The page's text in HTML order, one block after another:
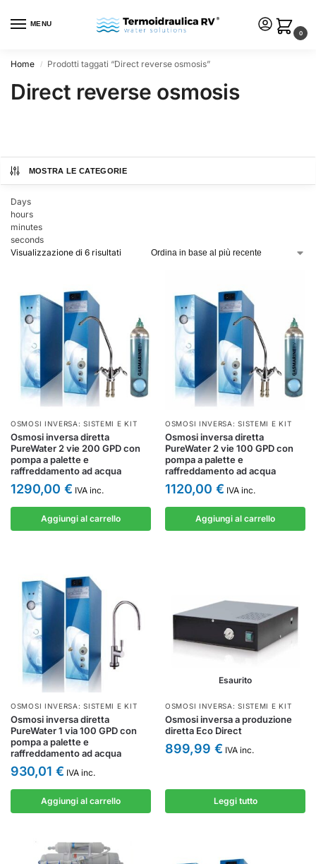
MENU
0
Home / Prodotti taggati “Direct reverse osmosis”
Direct reverse osmosis
MOSTRA LE CATEGORIE
Days
hours
minutes
seconds
Visualizzazione di 6 risultati
OSMOSI INVERSA: SISTEMI E KIT
Osmosi inversa diretta
PureWater 2 vie 200 GPD con
pompa a palette e
raffreddamento ad acqua
1290,00 € IVA inc.
Aggiungi al carrello
OSMOSI INVERSA: SISTEMI E KIT
Osmosi inversa diretta
PureWater 2 vie 100 GPD con
pompa a palette e
raffreddamento ad acqua
1120,00 € IVA inc.
Aggiungi al carrello
OSMOSI INVERSA: SISTEMI E KIT
Osmosi inversa diretta
PureWater 1 via 100 GPD con
pompa a palette e
raffreddamento ad acqua
930,01 € IVA inc.
Aggiungi al carrello
Esaurito
OSMOSI INVERSA: SISTEMI E KIT
Osmosi inversa a produzione
diretta Eco Direct
899,99 € IVA inc.
Leggi tutto